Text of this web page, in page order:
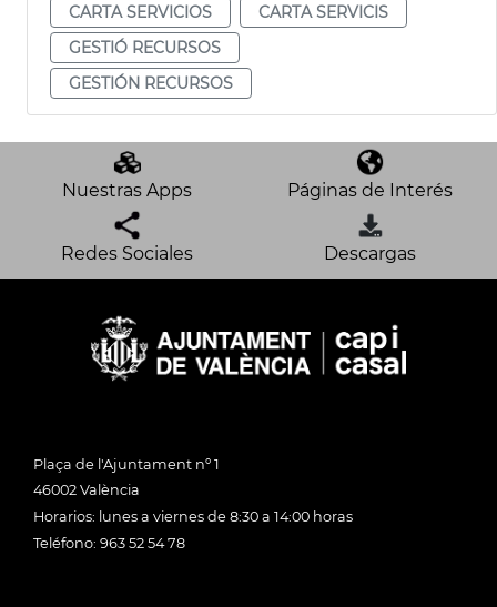
CARTA SERVICIOS
CARTA SERVICIS
GESTIÓ RECURSOS
GESTIÓN RECURSOS
Nuestras Apps Páginas de Interés
Redes Sociales Descargas
Plaça de l'Ajuntament nº 1
46002 València
Horarios: lunes a viernes de 8:30 a 14:00 horas
Teléfono: 963 52 54 78